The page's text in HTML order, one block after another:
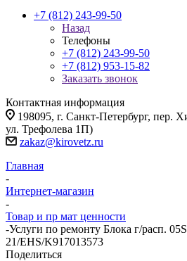
+7 (812) 243-99-50
Назад
Телефоны
+7 (812) 243-99-50
+7 (812) 953-15-82
Заказать звонок
Контактная информация
198095, г. Санкт-Петербург, пер.
ул. Трефолева 1П)
zakaz@kirovetz.ru
Главная
-
Интернет-магазин
-
Товар и пр мат ценности
-Услуги по ремонту Блока г/расп.
21/EHS/K917013573
Поделиться